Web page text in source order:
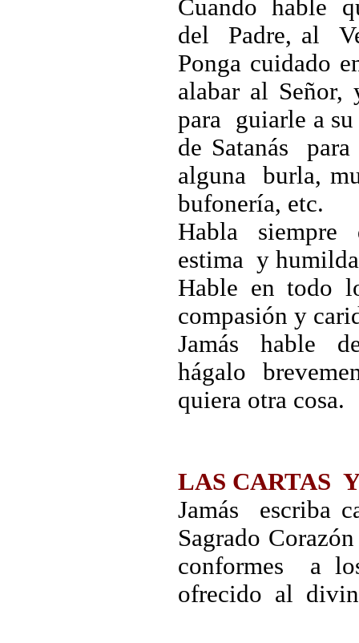
Cuando hable
del Padre, al
Ponga cuidado
alabar al
para guiarle a
de Satanás
alguna burla,
bufonería, etc.
Habla siempre
estima y
Hable en todo
compasión y
Jamás hable
hágalo
quiera otra cosa.
LAS CARTAS
Jamás
Sagrado
conformes a
ofrecido al